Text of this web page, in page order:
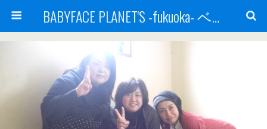
BABYFACE PLANET'S -fukuoka- ベビーフェイスプラネッツ 福岡(ベビフェ福岡)